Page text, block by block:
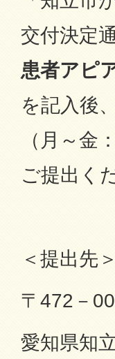
交付決定
患者アピ
を記入後
（月～金
ご提出く
＜提出先＞
〒472－
愛知県知